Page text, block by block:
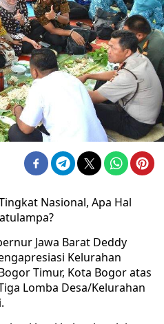
Nasional, Apa Hal
Jawa Barat Deddy
Kelurahan
Timur, Kota Bogor atas
Lomba Desa/Kelurahan